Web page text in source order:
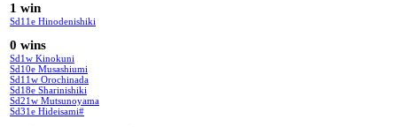
1 win
Sd11e Hinodenishiki
0 wins
Sd1w Kinokuni
Sd10e Musashiumi
Sd11w Orochinada
Sd18e Sharinishiki
Sd21w Mutsunoyama
Sd31e Hideisami#